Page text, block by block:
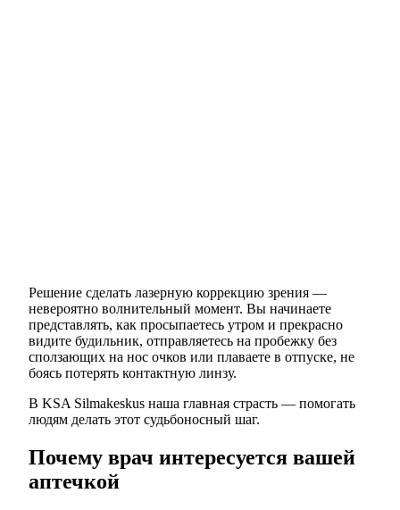
Решение сделать лазерную коррекцию зрения —
невероятно волнительный момент. Вы начинаете
представлять, как просыпаетесь утром и прекрасно
видите будильник, отправляетесь на пробежку без
сползающих на нос очков или плаваете в отпуске, не
боясь потерять контактную линзу.
В KSA Silmakeskus наша главная страсть — помогать
людям делать этот судьбоносный шаг.
Почему врач интересуется вашей
аптечкой